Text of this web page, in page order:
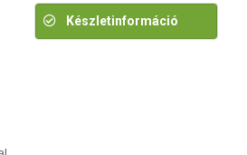
Készletinformáció